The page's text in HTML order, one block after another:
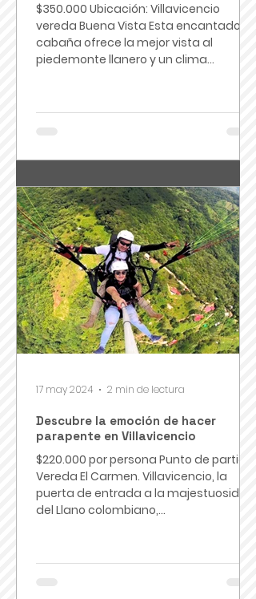
$350.000 Ubicación: Villavicencio
vereda Buena Vista Esta encantadora
cabaña ofrece la mejor vista al
piedemonte llanero y un clima...
Descubre la emoción de hacer
parapente en Villavicencio
$220.000 por persona Punto de partida:
Vereda El Carmen. Villavicencio, la
puerta de entrada a la majestuosidad
del Llano colombiano,...
17 may 2024 2 min de lectura